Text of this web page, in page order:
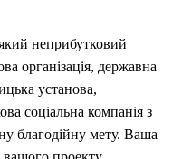
неприбутковий
організація, державна
установа,
соціальна компанія з
благодійну мету. Ваша